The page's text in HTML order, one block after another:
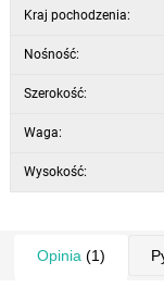
Kraj pochodzenia:
Nośność:
Szerokość:
Waga:
Wysokość:
Opinia (1)